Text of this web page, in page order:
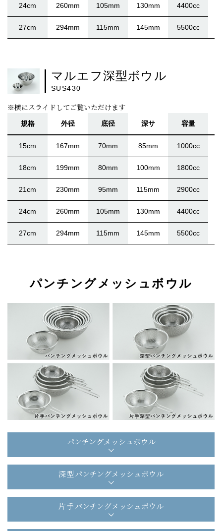
24cm 260mm 105mm 130mm 4400cc
27cm 294mm 115mm 145mm 5500cc
マルエフ深型ボウル
SUS430
※横にスライドしてご覧いただけます
規格 外径 底径 深サ 容量
15cm 167mm 70mm 85mm 1000cc
18cm 199mm 80mm 100mm 1800cc
21cm 230mm 95mm 115mm 2900cc
24cm 260mm 105mm 130mm 4400cc
27cm 294mm 115mm 145mm 5500cc
パンチングメッシュボウル
パンチングメッシュボウル
深型パンチングメッシュボウル
片手パンチングメッシュボウル